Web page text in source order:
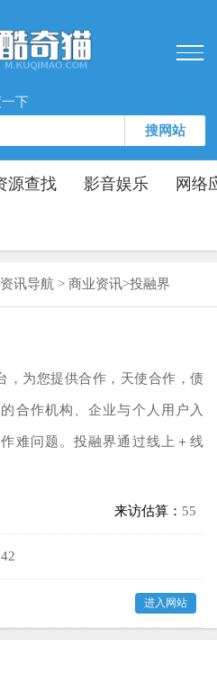
下
搜网站
源查找 影音娱乐 网络
资讯导航 > 商业资讯>投融界
，为您提供合作，天使合作，债
合作机构、企业与个人用户入
难问题。投融界通过线上＋线
来访估算： 55
进入网站